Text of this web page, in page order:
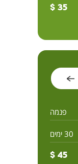
35 $
פנמה
30 ימים
45 $